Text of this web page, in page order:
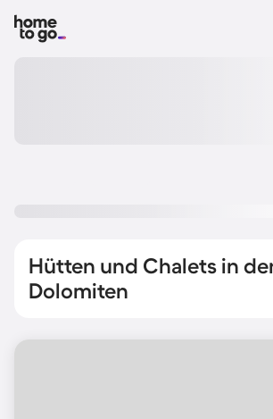
Hütten und Chalets in
Dolomiten